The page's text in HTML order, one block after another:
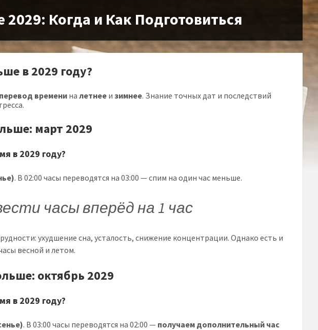
Когда и Как Подготовиться
в 2029 году?
перевод времени налетнее и зимнее. Знание точных дат и последствий
март 2029
в 2029 году?
. В 02:00 часы переводятся на 03:00 — спим на один час меньше.
часы вперёд на 1 час
ухудшение сна, усталость, снижение концентрации. Однако есть и
весной и летом.
октябрь 2029
в 2029 году?
. В 03:00 часы переводятся на 02:00 — получаем дополнительный час